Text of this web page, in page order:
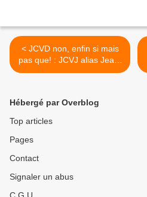
< JCVD non, enfin si mais
pas que! : JCVJ alias Jean-
Claude Van Johnson!
Hébergé par Overblog
Top articles
Pages
Contact
Signaler un abus